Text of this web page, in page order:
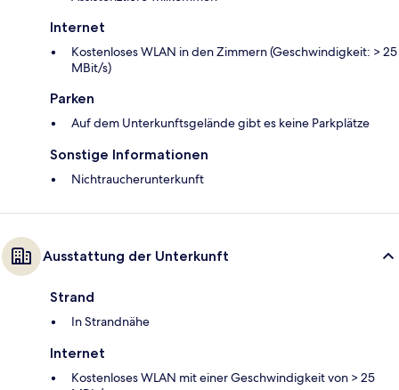
Internet
Kostenloses WLAN in den Zimmern (Geschwindigkeit: > 25
MBit/s)
Parken
Auf dem Unterkunftsgelände gibt es keine Parkplätze
Sonstige Informationen
Nichtraucherunterkunft
Ausstattung der Unterkunft
Strand
In Strandnähe
Internet
Kostenloses WLAN mit einer Geschwindigkeit von > 25